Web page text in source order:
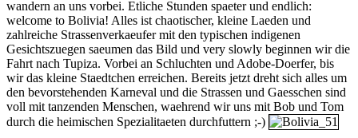
wandern an uns vorbei. Etliche Stunden spaeter und endlich:
welcome to Bolivia! Alles ist chaotischer, kleine Laeden und
zahlreiche Strassenverkaeufer mit den typischen indigenen
Gesichtszuegen saeumen das Bild und very slowly beginnen wir die
Fahrt nach Tupiza. Vorbei an Schluchten und Adobe-Doerfer, bis
wir das kleine Staedtchen erreichen. Bereits jetzt dreht sich alles um
den bevorstehenden Karneval und die Strassen und Gaesschen sind
voll mit tanzenden Menschen, waehrend wir uns mit Bob und Tom
durch die heimischen Spezialitaeten durchfuttern ;-)